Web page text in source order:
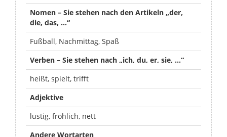
Nomen – Sie stehen nach den Artikeln „der,
die, das, …“
Fußball, Nachmittag, Spaß
Verben – Sie stehen nach „ich, du, er, sie, …“
heißt, spielt, trifft
Adjektive
lustig, fröhlich, nett
Andere Wortarten